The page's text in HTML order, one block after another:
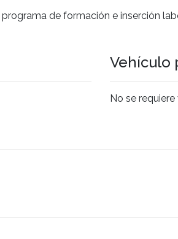
de formación e inserción
Vehículo
No se